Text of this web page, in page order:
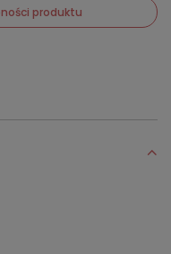
produktu